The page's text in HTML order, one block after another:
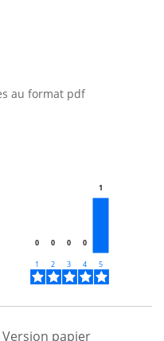
au format pdf
0 0 0 0
1
Version papier